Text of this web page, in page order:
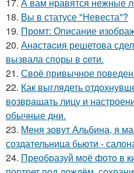
18. Вы в статусе "Невеста"?
19. Промт: Описание
20. Анaстacия решетова
вызвала споры в cети.
21. Своё привычное
22. Как выглядеть
возвращать лицу и
обычные дни.
23. Меня зовут Альбина, я
создательница бьюти -
24. Преобразуй моё фото в